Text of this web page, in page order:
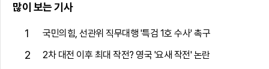
많이 보는 기사
1 국민의힘, 선관위 직무대행 '특검 1호 수사' 촉구
2 2차 대전 이후 최대 작전? 영국 '요새 작전' 논란